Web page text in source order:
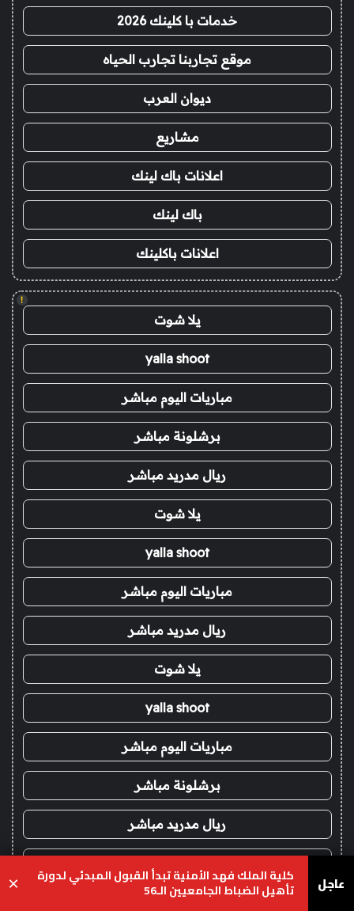
خدمات با كلينك 2026
موقع تجاربنا تجارب الحياه
ديوان العرب
مشاريع
اعلانات باك لينك
باك لينك
اعلانات باكلينك
!
يلا شوت
yalla shoot
مباريات اليوم مباشر
برشلونة مباشر
ريال مدريد مباشر
يلا شوت
yalla shoot
مباريات اليوم مباشر
ريال مدريد مباشر
يلا شوت
yalla shoot
مباريات اليوم مباشر
برشلونة مباشر
ريال مدريد مباشر
يلا شوت
عاجل كلية الملك فهد الأمنية تبدأ القبول المبدئي لدورة
تأهيل الضباط الجامعيين الـ56 ×